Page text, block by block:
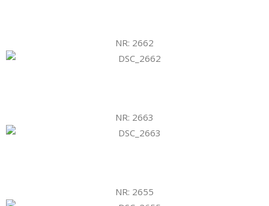
NR: 2662
NR: 2663
NR: 2655